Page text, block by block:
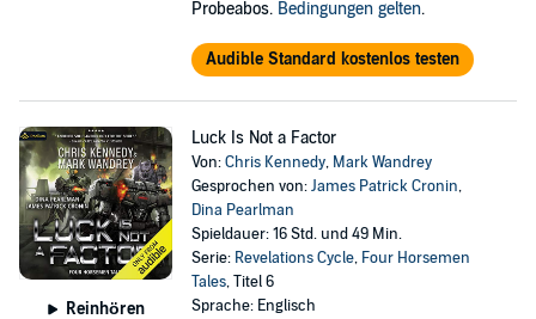
Probeabos. Bedingungen gelten.
Audible Standard kostenlos testen
Reinhören
Luck Is Not a Factor
Von:Chris Kennedy, Mark Wandrey
Gesprochen von:James Patrick Cronin,
Dina Pearlman
Spieldauer: 16 Std. und 49 Min.
Serie: Revelations Cycle, Four Horsemen
Tales, Titel 6
Sprache: Englisch